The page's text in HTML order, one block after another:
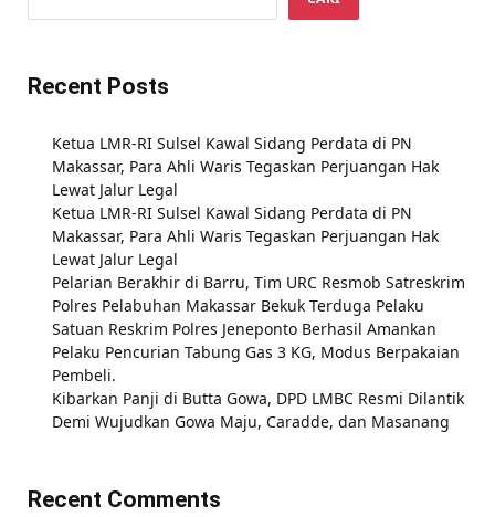
Recent Posts
Ketua LMR-RI Sulsel Kawal Sidang Perdata di PN
Makassar, Para Ahli Waris Tegaskan Perjuangan Hak
Lewat Jalur Legal
Ketua LMR-RI Sulsel Kawal Sidang Perdata di PN
Makassar, Para Ahli Waris Tegaskan Perjuangan Hak
Lewat Jalur Legal
Pelarian Berakhir di Barru, Tim URC Resmob Satreskrim
Polres Pelabuhan Makassar Bekuk Terduga Pelaku
Satuan Reskrim Polres Jeneponto Berhasil Amankan
Pelaku Pencurian Tabung Gas 3 KG, Modus Berpakaian
Pembeli.
Kibarkan Panji di Butta Gowa, DPD LMBC Resmi Dilantik
Demi Wujudkan Gowa Maju, Caradde, dan Masanang
Recent Comments